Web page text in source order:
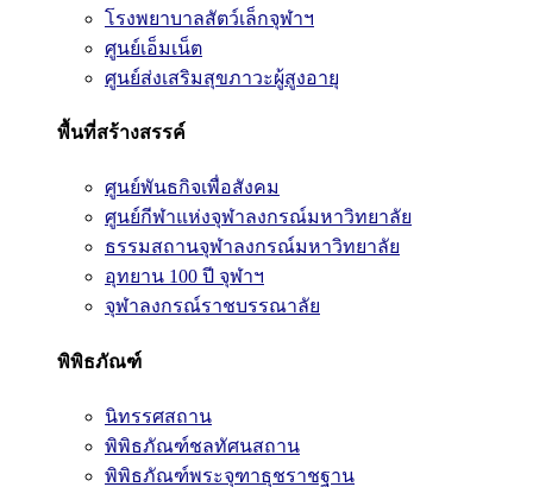
โรงพยาบาลสัตว์เล็กจุฬาฯ
ศูนย์เอ็มเน็ต
ศูนย์ส่งเสริมสุขภาวะผู้สูงอายุ
พื้นที่สร้างสรรค์
ศูนย์พันธกิจเพื่อสังคม
ศูนย์กีฬาแห่งจุฬาลงกรณ์มหาวิทยาลัย
ธรรมสถานจุฬาลงกรณ์มหาวิทยาลัย
อุทยาน 100 ปี จุฬาฯ
จุฬาลงกรณ์ราชบรรณาลัย
พิพิธภัณฑ์
นิทรรศสถาน
พิพิธภัณฑ์ชลทัศนสถาน
พิพิธภัณฑ์พระจุฑาธุชราชฐาน